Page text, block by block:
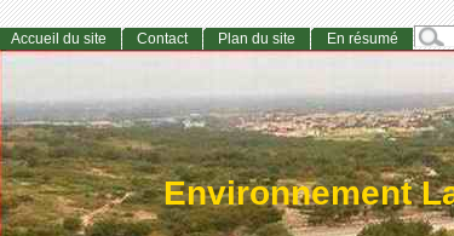
Environnement
Accueil du site Contact Plan du site En résumé